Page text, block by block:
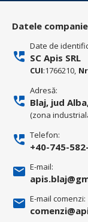
Datele
Date de
SC Apis SRL
CUI:1766210,
Adresă:
Blaj, jud
(zona
Telefon:
+40-745-
E-mail:
E-mail comenzi: